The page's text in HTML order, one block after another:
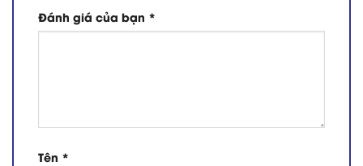
Đánh giá của bạn *
Tên *